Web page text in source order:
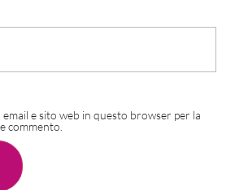
email e sito web in questo browser per la
commento.